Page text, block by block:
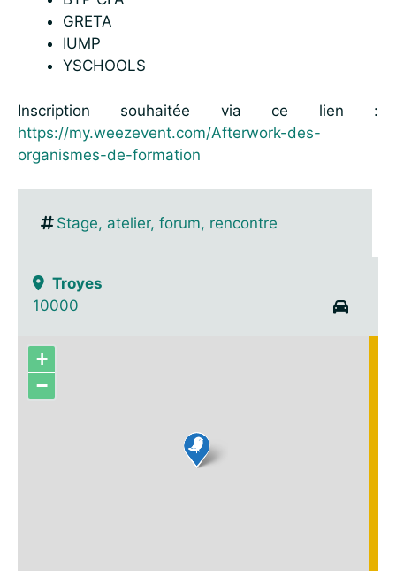
GRETA
IUMP
YSCHOOLS
Inscription souhaitée via ce lien :
https://my.weezevent.com/Afterwork-des-
organismes-de-formation
Stage, atelier, forum, rencontre
Troyes
10000
+
−